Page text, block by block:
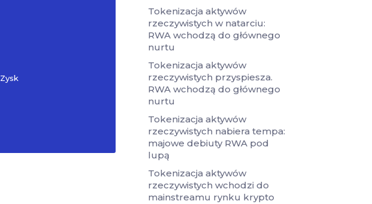
Zysk
Tokenizacja aktywów
rzeczywistych w natarciu:
RWA wchodzą do głównego
nurtu
Tokenizacja aktywów
rzeczywistych przyspiesza.
RWA wchodzą do głównego
nurtu
Tokenizacja aktywów
rzeczywistych nabiera tempa:
majowe debiuty RWA pod
lupą
Tokenizacja aktywów
rzeczywistych wchodzi do
mainstreamu rynku krypto